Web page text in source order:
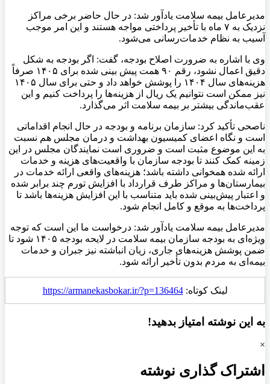
مدیرعامل بیمه سلامت یادآور شد: در حال حاضر برخی مراکز
نزدیک به ۷ ماه با تأخیر پرداختی مواجه هستند و این امر موجب
آسیب به نظام خدمات‌رسانی می‌شود.
وی با اشاره به ضرورت اصلاح بودجه، گفت: اگر بودجه به شکل
دقیق اعمال نشود، رقم ۹۰ همت پیش بینی شده برای ۱۴۰۵ صرفاً
هزینه‌های سال ۱۴۰۴ را پوشش خواهد داد و حتی برای سال ۱۴۰۵
نیز ممکن است نتوانیم یک ریال از هزینه‌ها را پرداخت کنیم و این
عقب‌ماندگی بیشتر بر بیمه سلامت اثر می‌گذارد.
ناصحی تأکید کرد: سازمان برنامه و بودجه در حال انجام اقداماتی
است و نگاه اعضای کمیسیون بهداشت و درمان مجلس هم نسبت
به این موضوع مثبت است و ضروری است نمایندگان مجلس در این
زمینه کمک کنند تا بودجه سازمان با واقعیت‌های هزینه و خدمات
ارائه شده همخوانی داشته باشد؛ هزینه‌های واقعی ارائه خدمات در
بیمارستان‌ها و مراکز طرف قرارداد با افزایش تورم چند برابر شده
و اعتبار پیش‌بینی شده باید متناسب با این افزایش هزینه‌ها باشد تا
پرداخت‌ها به موقع و کامل انجام شود.
مدیرعامل بیمه سلامت یادآور شد: درخواست ما این است که توجه
ویژه‌ای به بودجه سازمان بیمه سلامت در لایحه بودجه ۱۴۰۵ شود تا
ضمن پوشش هزینه‌های جاری، زیان انباشته نیز جبران و خدمات
بیمه‌ای به مردم بدون تأخیر ارائه شود.
لینک کوتاه:https://armanekasbokar.ir/?p=136464
به این نوشته امتیاز بدهید!
×
اشتراک گذاری نوشته